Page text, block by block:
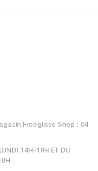
Freeglisse Shop : 04
14H-18H ET DU